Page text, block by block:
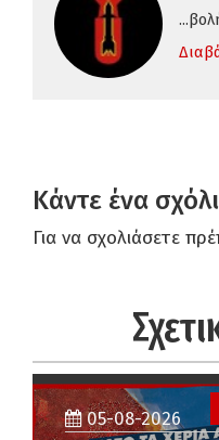
Κάντε ένα
Για να σχολιάσετε
05-08-2026